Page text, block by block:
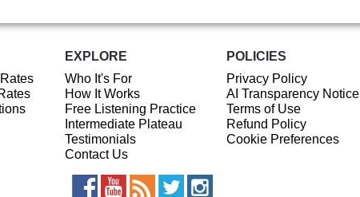
EXPLORE
Who It's For
How It Works
Free Listening Practice
Intermediate Plateau
Testimonials
Contact Us
POLICIES
Privacy Policy
AI Transparency Notice
Terms of Use
Refund Policy
Cookie Preferences